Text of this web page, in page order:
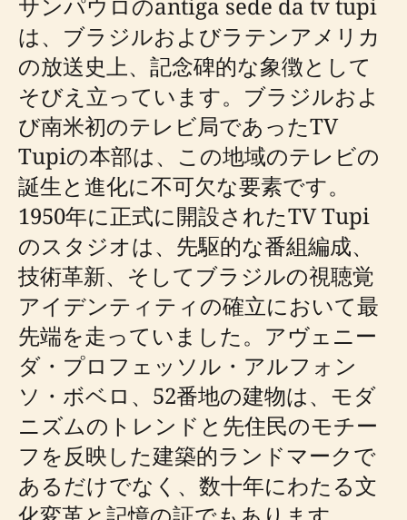
は、ブラジルおよびラテンアメリカ
の放送史上、記念碑的な象徴として
そびえ立っています。ブラジルおよ
び南米初のテレビ局であったTV
Tupiの本部は、この地域のテレビの
誕生と進化に不可欠な要素です。
1950年に正式に開設されたTV Tupi
のスタジオは、先駆的な番組編成、
技術革新、そしてブラジルの視聴覚
アイデンティティの確立において最
先端を走っていました。アヴェニー
ダ・プロフェッソル・アルフォン
ソ・ボベロ、52番地の建物は、モダ
ニズムのトレンドと先住民のモチー
フを反映した建築的ランドマークで
あるだけでなく、数十年にわたる文